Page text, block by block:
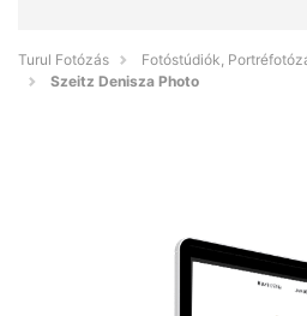
Turul Fotózás
Fotóstúdiók,
Szeitz Denisza Photo